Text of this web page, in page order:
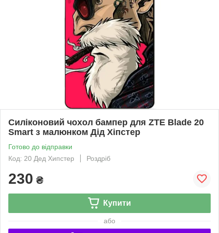
Силіконовий чохол бампер для ZTE Blade 20
Smart з малюнком Дід Хіпстер
Готово до відправки
Код: 20 Дед Хипстер
Роздріб
230 ₴
Купити
або